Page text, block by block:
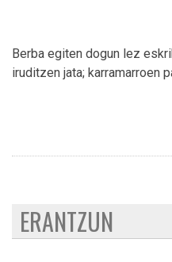
Berba egiten dogun lez
iruditzen jata; karramarroen
ERANTZUN